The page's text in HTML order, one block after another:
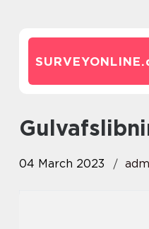
SURVEYONLINE.
04 March 2023